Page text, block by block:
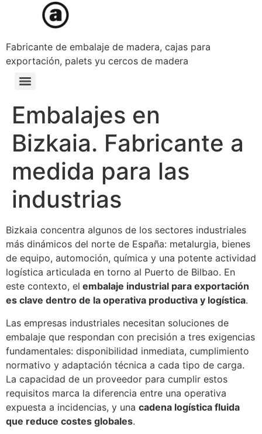
Fabricante de embalaje de madera, cajas para
exportación, palets yu cercos de madera
Embalajes en
Bizkaia. Fabricante a
medida para las
industrias
Bizkaia concentra algunos de los sectores industriales
más dinámicos del norte de España: metalurgia, bienes
de equipo, automoción, química y una potente actividad
logística articulada en torno al Puerto de Bilbao. En
este contexto, el embalaje industrial para exportación
es clave dentro de la operativa productiva y logística.
Las empresas industriales necesitan soluciones de
embalaje que respondan con precisión a tres exigencias
fundamentales: disponibilidad inmediata, cumplimiento
normativo y adaptación técnica a cada tipo de carga.
La capacidad de un proveedor para cumplir estos
requisitos marca la diferencia entre una operativa
expuesta a incidencias, y una cadena logística fluida
que reduce costes globales.